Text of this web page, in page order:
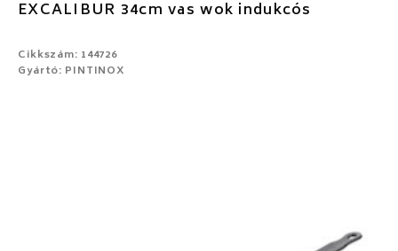
EXCALIBUR 34cm vas wok indukcós
Cikkszám: 144726
Gyártó: PINTINOX